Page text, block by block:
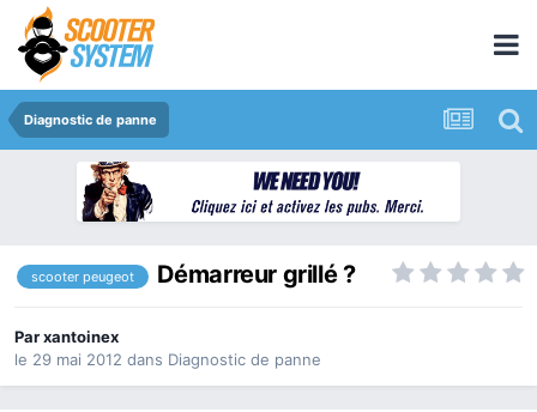
Diagnostic de panne
scooter peugeot Démarreur grillé ?
Parxantoinex
le 29 mai 2012 dans Diagnostic de panne